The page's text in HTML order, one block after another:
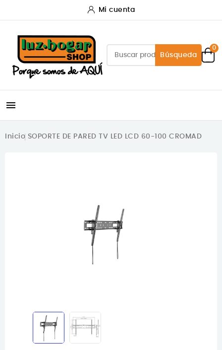
Mi cuenta
Búsqueda
0

Inicio SOPORTE DE PARED TV LED LCD 60-100 CROMAD